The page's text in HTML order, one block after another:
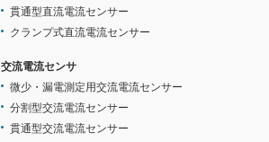
貫通型直流電流センサー
クランプ式直流電流センサー
交流電流センサ
微少・漏電測定用交流電流センサー
分割型交流電流センサー
貫通型交流電流センサー